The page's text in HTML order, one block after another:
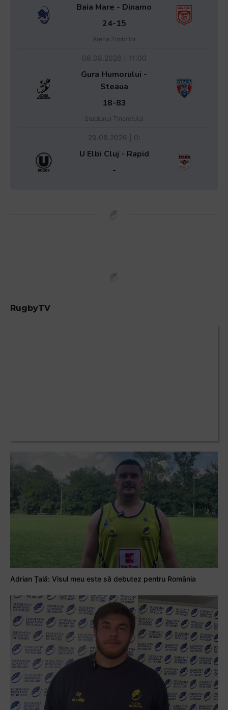
Baia Mare - Dinamo
24-15
Arena Zimbrilor
08.08.2026 | 11:00
Gura Humorului -
Steaua
18-83
Stadionul Tineretului
29.08.2026 | 0:
U Elbi Cluj - Rapid
-
RugbyTV
Adrian Țală: Visul meu este să debutez pentru România